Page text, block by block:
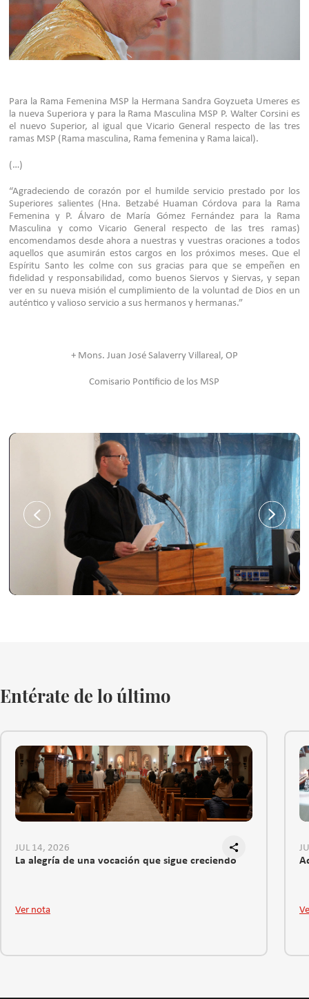
Para la Rama Femenina MSP la Hermana Sandra Goyzueta Umeres es
la nueva Superiora y para la Rama Masculina MSP P. Walter Corsini es
el nuevo Superior, al igual que Vicario General respecto de las tres
ramas MSP (Rama masculina, Rama femenina y Rama laical).
(…)
“Agradeciendo de corazón por el humilde servicio prestado por los
Superiores salientes (Hna. Betzabé Huaman Córdova para la Rama
Femenina y P. Álvaro de María Gómez Fernández para la Rama
Masculina y como Vicario General respecto de las tres ramas)
encomendamos desde ahora a nuestras y vuestras oraciones a todos
aquellos que asumirán estos cargos en los próximos meses. Que el
Espíritu Santo les colme con sus gracias para que se empeñen en
fidelidad y responsabilidad, como buenos Siervos y Siervas, y sepan
ver en su nueva misión el cumplimiento de la voluntad de Dios en un
auténtico y valioso servicio a sus hermanos y hermanas.”
+ Mons. Juan José Salaverry Villareal, OP
Comisario Pontificio de los MSP
Entérate de lo último
JUL 14, 2026
La alegría de una vocación que sigue creciendo
Ver nota